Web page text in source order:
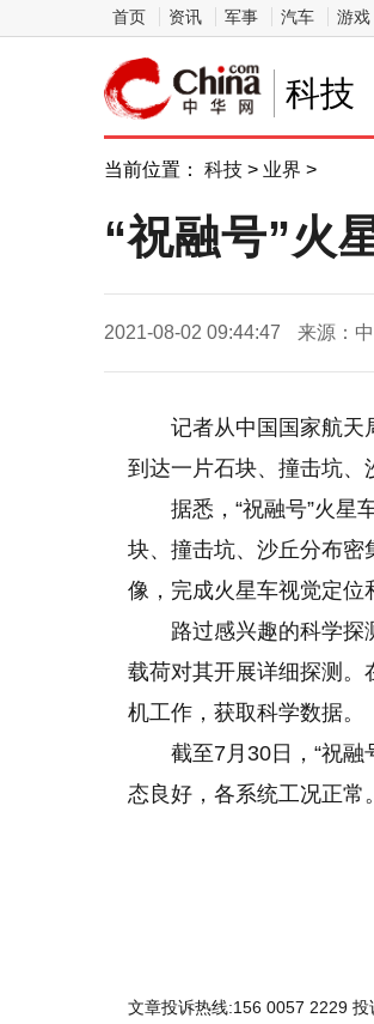
首页 资讯 军事 汽车 游戏
科技
当前位置： 科技 > 业界 >
“祝融号”火
2021-08-02 09:44:47 来源：
记者从中国国家航天
到达一片石块、撞击坑、
据悉，“祝融号”火星
块、撞击坑、沙丘分布密
像，完成火星车视觉定位
路过感兴趣的科学探
载荷对其开展详细探测。
机工作，获取科学数据。
截至7月30日，“祝
态良好，各系统工况正常
文章投诉热线:156 0057 2229